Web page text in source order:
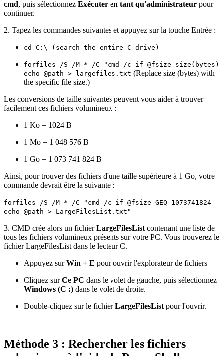
cmd, puis sélectionnez Exécuter en tant qu'administrateur pour
continuer.
2. Tapez les commandes suivantes et appuyez sur la touche Entrée :
cd C:\ (search the entire C drive)
forfiles /S /M * /C "cmd /c if @fsize size(bytes)
echo @path > largefiles.txt (Replace size (bytes) with
the specific file size.)
Les conversions de taille suivantes peuvent vous aider à trouver
facilement ces fichiers volumineux :
1 Ko = 1024 B
1 Mo = 1 048 576 B
1 Go = 1 073 741 824 B
Ainsi, pour trouver des fichiers d'une taille supérieure à 1 Go, votre
commande devrait être la suivante :
forfiles /S /M * /C "cmd /c if @fsize GEQ 1073741824
echo @path > LargeFilesList.txt"
3. CMD crée alors un fichierLargeFilesList contenant une liste de
tous les fichiers volumineux présents sur votre PC. Vous trouverez le
fichier LargeFilesList dans le lecteur C.
Appuyez surWin + E pour ouvrir l'explorateur de fichiers
Cliquez surCe PC dans le volet de gauche, puis sélectionnez
Windows (C :) dans le volet de droite.
Double-cliquez sur le fichierLargeFilesList pour l'ouvrir.
Méthode 3 : Rechercher les fichiers